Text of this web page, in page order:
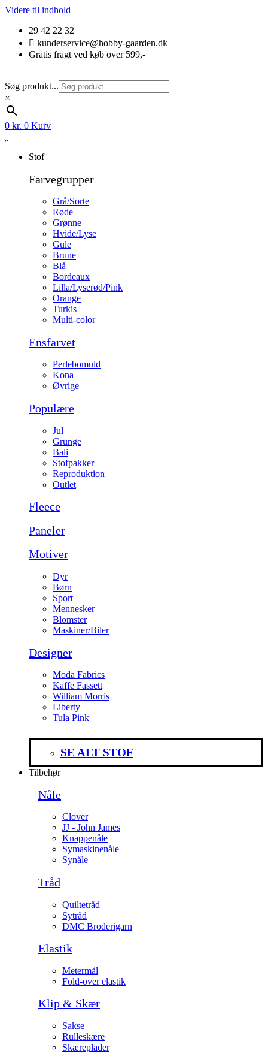
Videre til indhold
29 42 22 32
kunderservice@hobby-gaarden.dk
Gratis fragt ved køb over 599,-
Søg produkt...
×
0 kr. 0 Kurv
Stof
Farvegrupper
Grå/Sorte
Røde
Grønne
Hvide/Lyse
Gule
Brune
Blå
Bordeaux
Lilla/Lyserød/Pink
Orange
Turkis
Multi-color
Ensfarvet
Perlebomuld
Kona
Øvrige
Populære
Jul
Grunge
Bali
Stofpakker
Reproduktion
Outlet
Fleece
Paneler
Motiver
Dyr
Børn
Sport
Mennesker
Blomster
Maskiner/Biler
Designer
Moda Fabrics
Kaffe Fassett
William Morris
Liberty
Tula Pink
SE ALT STOF
Tilbehør
Nåle
Clover
JJ - John James
Knappenåle
Symaskinenåle
Synåle
Tråd
Quiltetråd
Sytråd
DMC Broderigarn
Elastik
Metermål
Fold-over elastik
Klip & Skær
Sakse
Rulleskære
Skæreplader